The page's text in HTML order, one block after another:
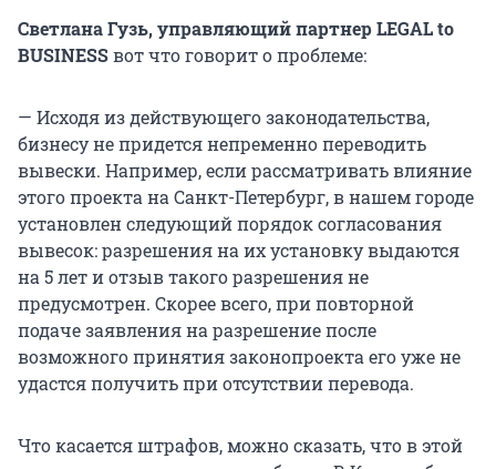
Светлана Гузь,управляющий партнер LEGAL to
BUSINESSвот что говорит о проблеме:
— Исходя из действующего законодательства,
бизнесу не придется непременно переводить
вывески. Например, если рассматривать влияние
этого проекта на Санкт-Петербург, в нашем городе
установлен следующий порядок согласования
вывесок: разрешения на их установку выдаются
на 5 лет и отзыв такого разрешения не
предусмотрен. Скорее всего, при повторной
подаче заявления на разрешение после
возможного принятия законопроекта его уже не
удастся получить при отсутствии перевода.
Что касается штрафов, можно сказать, что в этой